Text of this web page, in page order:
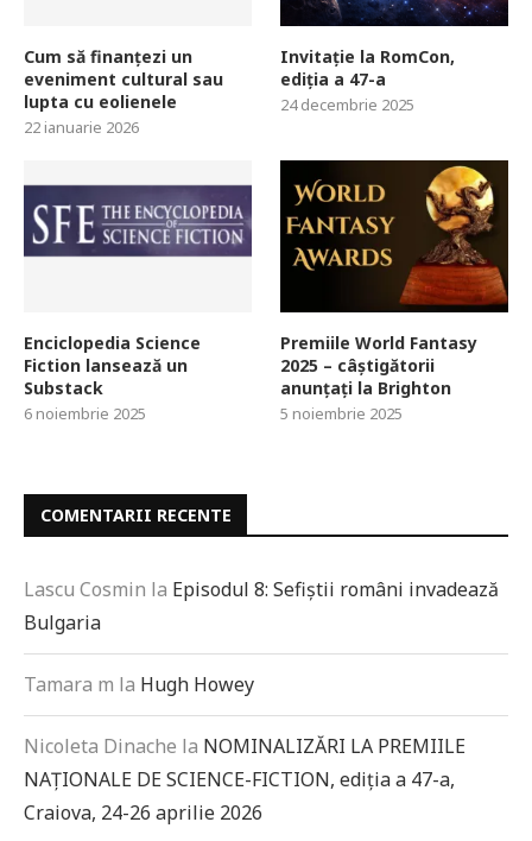
Cum să finanțezi un
eveniment cultural sau
lupta cu eolienele
22 ianuarie 2026
Invitație la RomCon,
ediția a 47-a
24 decembrie 2025
Enciclopedia Science
Fiction lansează un
Substack
6 noiembrie 2025
Premiile World Fantasy
2025 – câștigătorii
anunțați la Brighton
5 noiembrie 2025
COMENTARII RECENTE
Lascu Cosmin la Episodul 8: Sefiștii români invadează
Bulgaria
Tamara m la Hugh Howey
Nicoleta Dinache la NOMINALIZĂRI LA PREMIILE
NAȚIONALE DE SCIENCE-FICTION, ediția a 47-a,
Craiova, 24-26 aprilie 2026